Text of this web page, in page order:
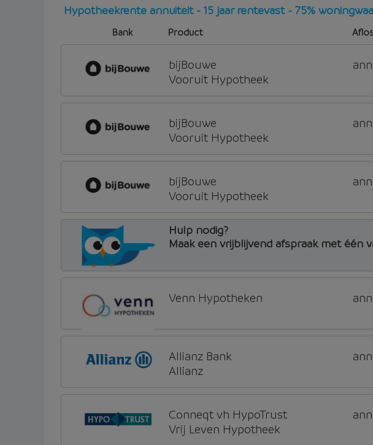
Hypotheekrente annuiteit - 15 jaar rentevast - 75%
Bank Product
bijBouwe
Vooruit Hypotheek
bijBouwe
Vooruit Hypotheek
bijBouwe
Vooruit Hypotheek
Hulp nodig?
Maak een vrijblijvend afspraak met één
Venn Hypotheken
Allianz Bank
Allianz
Conneqt vh HypoTrust
Vrij Leven Hypotheek